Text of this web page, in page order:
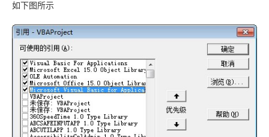
Python
C#
联系站长
如下图所示